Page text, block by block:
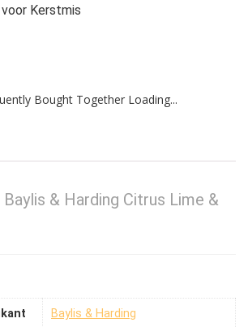
Kerstmis
Bought Together Loading...
Baylis & Harding Citrus Lime &
‎Baylis & Harding